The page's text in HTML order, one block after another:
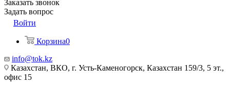
Заказать звонок
Задать вопрос
Войти
Корзина0
info@tok.kz
Казахстан, ВКО, г. Усть-Каменогорск, Казахстан 159/3, 5 эт.,
офис 15